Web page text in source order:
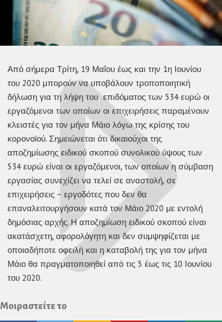
Από σήμερα Τρίτη, 19 Μαΐου έως και την 1η Ιουνίου
του 2020 μπορούν να υποβάλουν τροποποιητική
δήλωση για τη λήψη του επιδόματος των 534 ευρώ οι
εργαζόμενοι των οποίων οι επιχειρήσεις παραμένουν
κλειστές για τον μήνα Μάιο λόγω της κρίσης του
κορονοϊού. Σημειώνεται ότι δικαιούχοι της
αποζημίωσης ειδικού σκοπού συνολικού ύψους των
534 ευρώ είναι οι εργαζόμενοι, των οποίων η σύμβαση
εργασίας συνεχίζει να τελεί σε αναστολή, σε
επιχειρήσεις – εργοδότες που δεν θα
επαναλειτουργήσουν κατά τον Μάιο 2020 με εντολή
δημόσιας αρχής. Η αποζημίωση ειδικού σκοπού είναι
ακατάσχετη, αφορολόγητη και δεν συμψηφίζεται με
οποιαδήποτε οφειλή και η καταβολή της για τον μήνα
Μάιο θα πραγματοποιηθεί από τις 5 έως τις 10 Ιουνίου
του 2020.
Μοιραστείτε το